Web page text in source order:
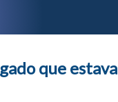
que estava